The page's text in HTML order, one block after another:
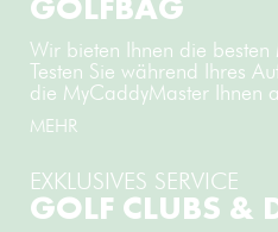
GOLFBAG
Wir bieten Ihnen die
Testen Sie während Ihres
die MyCaddyMaster Ihnen
MEHR
EXKLUSIVES SERVICE
GOLF CLUBS &